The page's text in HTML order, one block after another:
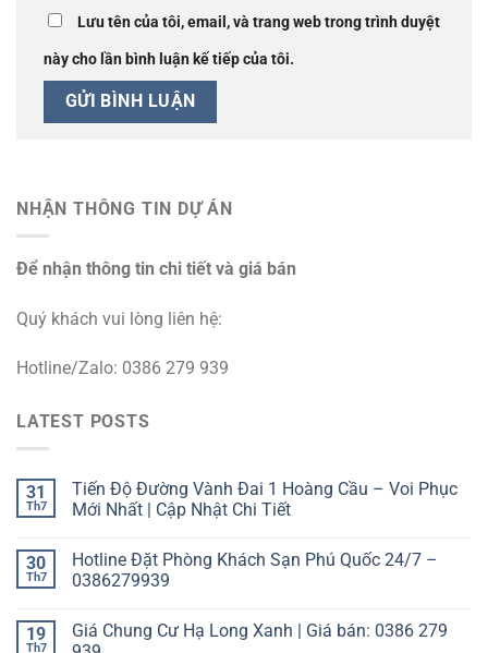
Lưu tên của tôi, email, và trang web trong trình duyệt
này cho lần bình luận kế tiếp của tôi.
NHẬN THÔNG TIN DỰ ÁN
Để nhận thông tin chi tiết và giá bán
Quý khách vui lòng liên hệ:
Hotline/Zalo: 0386 279 939
LATEST POSTS
31
Th7
Tiến Độ Đường Vành Đai 1 Hoàng Cầu – Voi Phục
Mới Nhất | Cập Nhật Chi Tiết
30
Th7
Hotline Đặt Phòng Khách Sạn Phú Quốc 24/7 –
0386279939
19
Th7
Giá Chung Cư Hạ Long Xanh | Giá bán: 0386 279